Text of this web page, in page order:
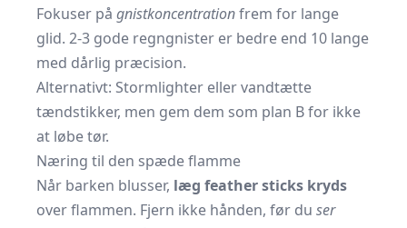
Fokuser på gnist­koncentrationfrem for lange
glid. 2-3 gode regngnister er bedre end 10 lange
med dårlig præcision.
Alternativt: Stormlighter eller vandtætte
tændstikker, men gem dem som plan B for ikke
at løbe tør.
Næring til den spæde flamme
Når barken blusser, læg feather sticks kryds
over flammen. Fjern ikke hånden, før du ser